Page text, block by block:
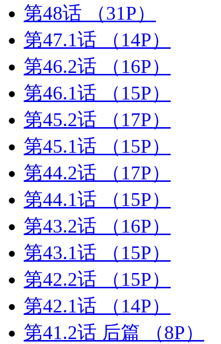
第48话
（31P）
第47.1话
（14P）
第46.2话
（16P）
第46.1话
（15P）
第45.2话
（17P）
第45.1话
（15P）
第44.2话
（17P）
第44.1话
（15P）
第43.2话
（16P）
第43.1话
（15P）
第42.2话
（15P）
第42.1话
（14P）
第41.2话 后篇
（8P）